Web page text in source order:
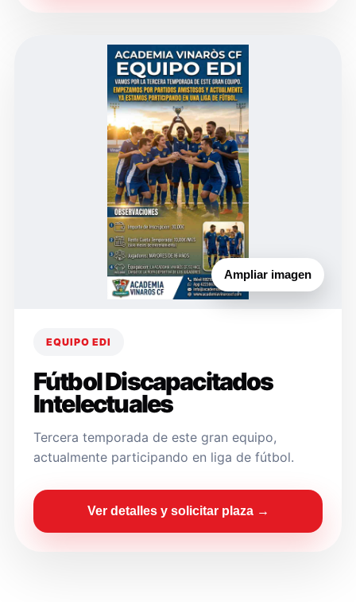
Ampliar imagen
EQUIPO EDI
Fútbol Discapacitados
Intelectuales
Tercera temporada de este gran equipo,
actualmente participando en liga de fútbol.
Ver detalles y solicitar plaza →